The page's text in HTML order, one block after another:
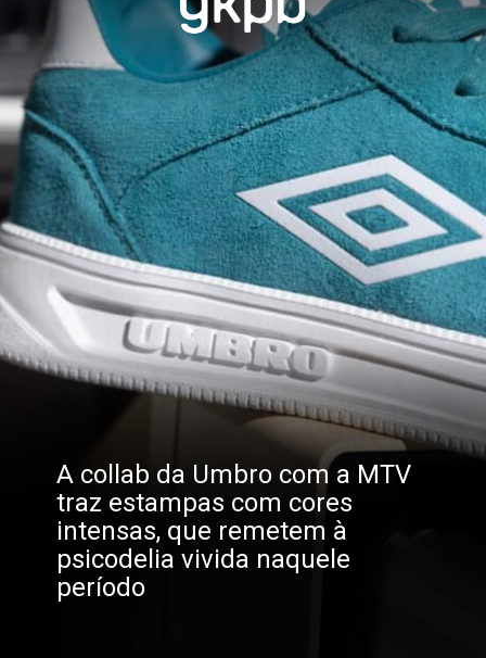
A collab da Umbro com a MTV
traz estampas com cores
intensas, que remetem à
psicodelia vivida naquele
período